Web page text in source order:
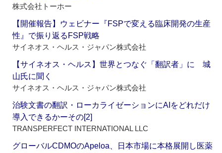
株式会社トーホー
【開催報告】ウェビナー『FSPで変える臨床開発の生産
性』で振り返るFSP戦略
サイネオス・ヘルス・ジャパン株式会社
【サイネオス・ヘルス】世界とつなぐ「翻訳者」に 城
山氏に聞く
サイネオス・ヘルス・ジャパン株式会社
治験文書の翻訳・ローカライゼーションにAIをどれだけ
導入できるかーその[2]
TRANSPERFECT INTERNATIONAL LLC
グローバルCDMOのApeloa、日本市場に本格展開し医薬